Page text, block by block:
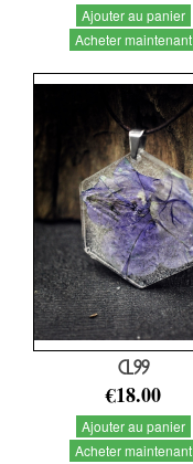
Ajouter au panier
Acheter maintenant
CL99
€18.00
Ajouter au panier
Acheter maintenant